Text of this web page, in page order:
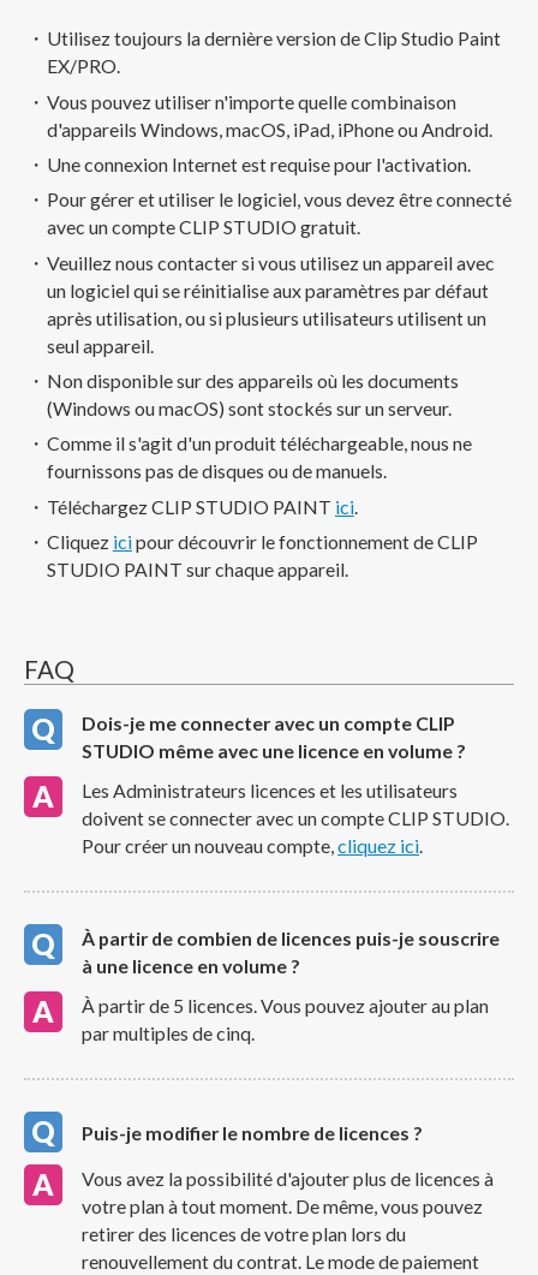
Utilisez toujours la dernière version de Clip Studio Paint
EX/PRO.
Vous pouvez utiliser n'importe quelle combinaison
d'appareils Windows, macOS, iPad, iPhone ou Android.
Une connexion Internet est requise pour l'activation.
Pour gérer et utiliser le logiciel, vous devez être connecté
avec un compte CLIP STUDIO gratuit.
Veuillez nous contacter si vous utilisez un appareil avec
un logiciel qui se réinitialise aux paramètres par défaut
après utilisation, ou si plusieurs utilisateurs utilisent un
seul appareil.
Non disponible sur des appareils où les documents
(Windows ou macOS) sont stockés sur un serveur.
Comme il s'agit d'un produit téléchargeable, nous ne
fournissons pas de disques ou de manuels.
Téléchargez CLIP STUDIO PAINT ici.
Cliquez icipour découvrir le fonctionnement de CLIP
STUDIO PAINT sur chaque appareil.
FAQ
Dois-je me connecter avec un compte CLIP
STUDIO même avec une licence en volume ?
Les Administrateurs licences et les utilisateurs
doivent se connecter avec un compte CLIP STUDIO.
Pour créer un nouveau compte,cliquez ici.
À partir de combien de licences puis-je souscrire
à une licence en volume ?
À partir de 5 licences. Vous pouvez ajouter au plan
par multiples de cinq.
Puis-je modifier le nombre de licences ?
Vous avez la possibilité d'ajouter plus de licences à
votre plan à tout moment. De même, vous pouvez
retirer des licences de votre plan lors du
renouvellement du contrat. Le mode de paiement